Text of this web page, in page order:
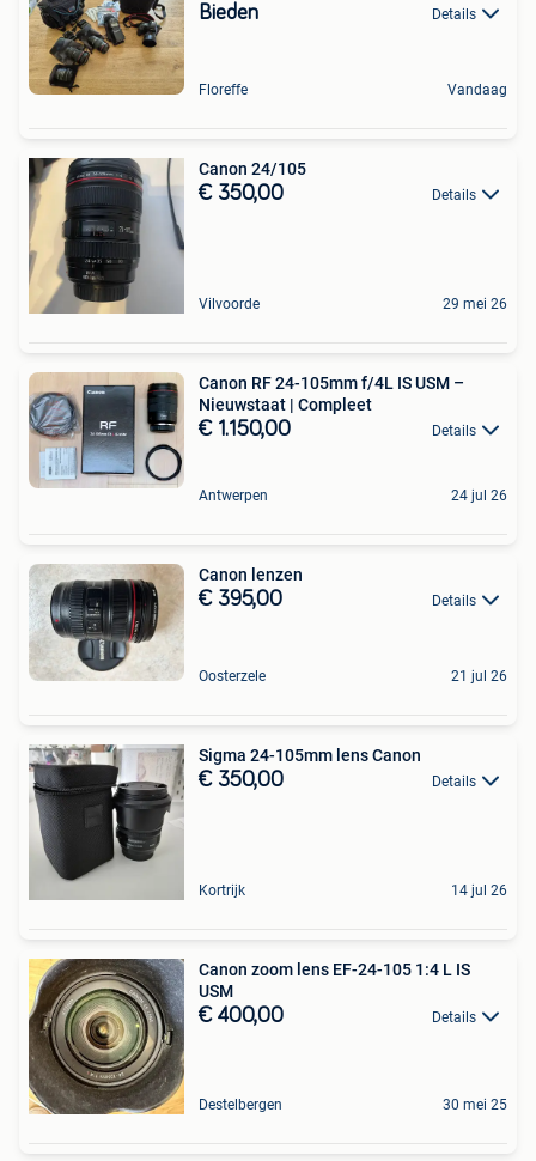
Bieden Details
Floreffe Vandaag
Canon 24/105
€ 350,00 Details
Vilvoorde 29 mei 26
Canon RF 24-105mm f/4L IS USM –
Nieuwstaat | Compleet
€ 1.150,00 Details
Antwerpen 24 jul 26
Canon lenzen
€ 395,00 Details
Oosterzele 21 jul 26
Sigma 24-105mm lens Canon
€ 350,00 Details
Kortrijk 14 jul 26
Canon zoom lens EF-24-105 1:4 L IS
USM
€ 400,00 Details
Destelbergen 30 mei 25